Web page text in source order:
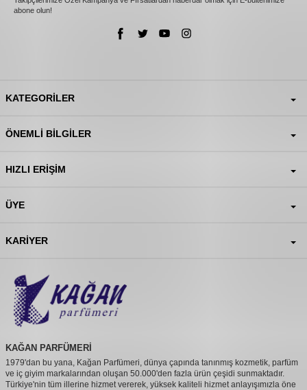
abone olun!
KATEGORILER
ÖNEMLI BILGILER
HIZLI ERIŞIM
ÜYE
KARIYER
KAĞAN PARFÜMERİ
1979'dan bu yana, Kağan Parfümeri, dünya çapında tanınmış kozmetik, parfüm
ve iç giyim markalarından oluşan 50.000'den fazla ürün çeşidi sunmaktadır.
Türkiye'nin tüm illerine hizmet vererek, yüksek kaliteli hizmet anlayışımızla öne